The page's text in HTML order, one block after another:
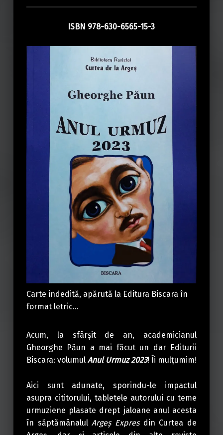
ISBN 978-630-6565-15-3
Carte indedită, apărută la Editura Biscara în
format letric…
Acum, la sfârșit de an, academicianul
Gheorghe Păun a mai făcut un dar Editurii
Biscara: volumul Anul Urmuz 2023! Îi mulțumim!
Aici sunt adunate, sporindu-le impactul
asupra cititorului, tabletele autorului cu teme
urmuziene plasate drept jaloane anul acesta
în săptămânalulArgeș Expresdin Curtea de